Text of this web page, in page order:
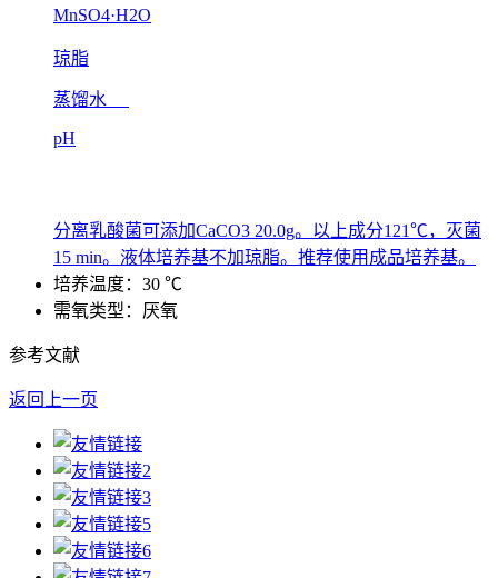
MnSO4·H2O
琼脂
蒸馏水
pH
分离乳酸菌可添加CaCO3 20.0g。以上成分121℃，灭菌
15 min。液体培养基不加琼脂。推荐使用成品培养基。
培养温度：30 ℃
需氧类型：厌氧
参考文献
返回上一页